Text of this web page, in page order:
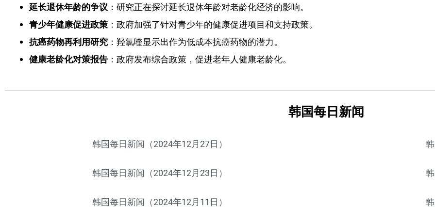
延长退休年龄的争议 ：研究正在探讨延长退休年龄对老龄化经济的影响。
青少年健康促进政策 ：政府加强了针对青少年的健康促进项目和支持政策。
抗癌药物再利用研究 ：羟氯喹显示出作为低成本抗癌药物的潜力。
健康老龄化对策报告 ：政府发布综合政策，促进老年人健康老龄化。
韩国每日新闻
韩国每日新闻（2024年12月27日）
韩国每日新闻（2024年12月23日）
韩国每日新闻（2024年12月11日）